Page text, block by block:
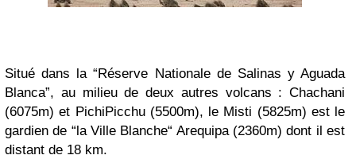
Situé dans la “Réserve Nationale de Salinas y Aguada
Blanca”, au milieu de deux autres volcans : Chachani
(6075m) et PichiPicchu (5500m), le Misti (5825m) est le
gardien de “la Ville Blanche“ Arequipa (2360m) dont il est
distant de 18 km.